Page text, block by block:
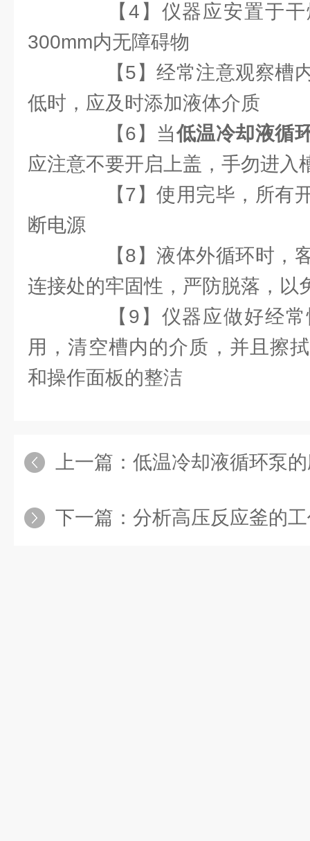
【4】仪器应安置于干
300mm内无障碍物
【5】经常注意观察槽内
低时，应及时添加液体介质
【6】当低温冷却液循
应注意不要开启上盖，手勿进入
【7】使用完毕，所有开
断电源
【8】液体外循环时，客
连接处的牢固性，严防脱落，以
【9】仪器应做好经常
用，清空槽内的介质，并且擦
和操作面板的整洁
上一篇： 低温冷却液循环泵
下一篇： 分析高压反应釜的